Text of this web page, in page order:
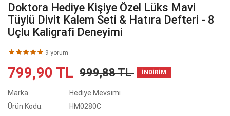
Doktora Hediye Kişiye Özel Lüks Mavi
Tüylü Divit Kalem Seti & Hatıra Defteri - 8
Uçlu Kaligrafi Deneyimi
9 yorum
799,90 TL 999,88 TL İNDİRİM
Marka
Hediye Mevsimi
Ürün Kodu:
HM0280C